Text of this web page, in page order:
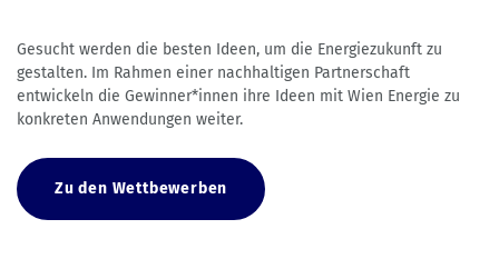
Gesucht werden die besten Ideen, um die Energiezukunft zu
gestalten. Im Rahmen einer nachhaltigen Partnerschaft
entwickeln die Gewinner*innen ihre Ideen mit Wien Energie zu
konkreten Anwendungen weiter.
Zu den Wettbewerben